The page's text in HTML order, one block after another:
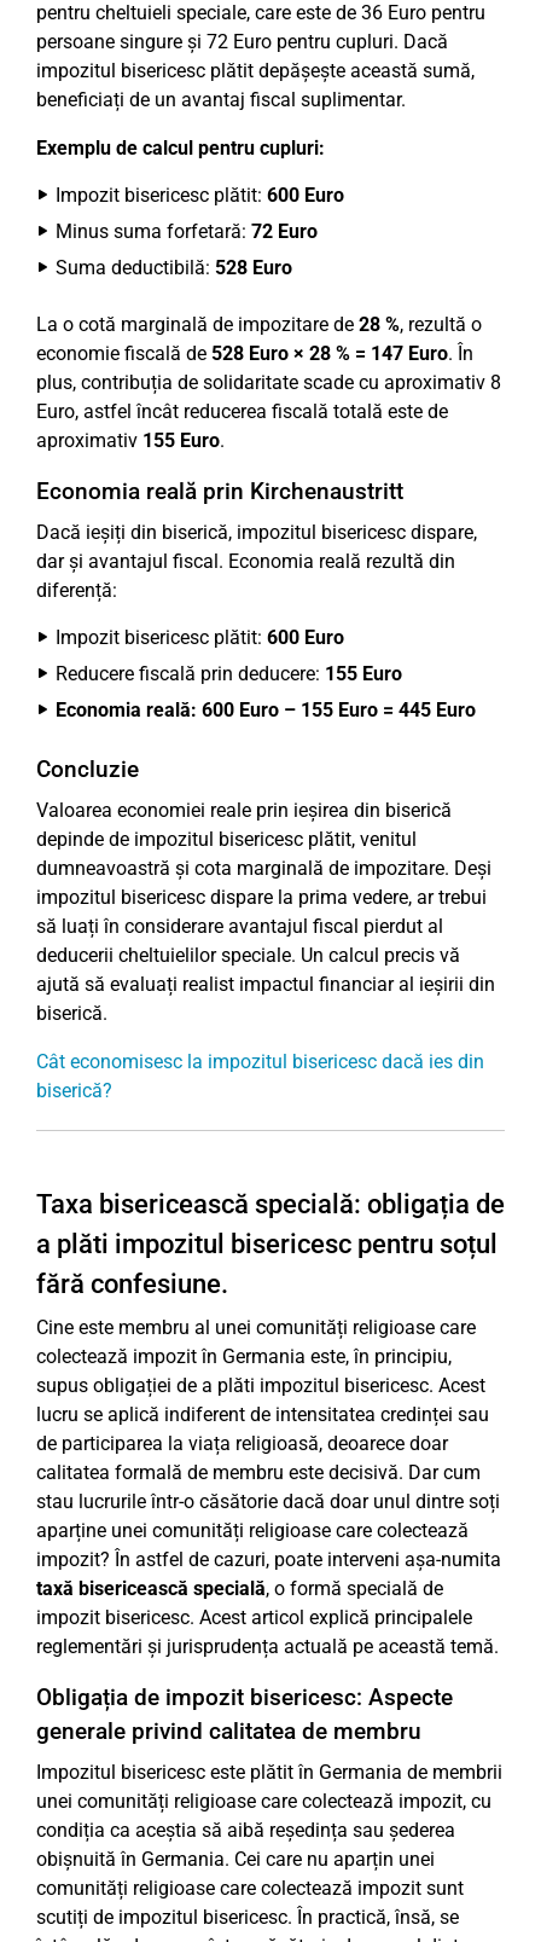
pentru cheltuieli speciale, care este de 36 Euro pentru
persoane singure și 72 Euro pentru cupluri. Dacă
impozitul bisericesc plătit depășește această sumă,
beneficiați de un avantaj fiscal suplimentar.
Exemplu de calcul pentru cupluri:
Impozit bisericesc plătit: 600 Euro
Minus suma forfetară: 72 Euro
Suma deductibilă: 528 Euro
La o cotă marginală de impozitare de 28 %, rezultă o
economie fiscală de 528 Euro × 28 % = 147 Euro. În
plus, contribuția de solidaritate scade cu aproximativ 8
Euro, astfel încât reducerea fiscală totală este de
aproximativ 155 Euro.
Economia reală prin Kirchenaustritt
Dacă ieșiți din biserică, impozitul bisericesc dispare,
dar și avantajul fiscal. Economia reală rezultă din
diferență:
Impozit bisericesc plătit: 600 Euro
Reducere fiscală prin deducere: 155 Euro
Economia reală: 600 Euro – 155 Euro = 445 Euro
Concluzie
Valoarea economiei reale prin ieșirea din biserică
depinde de impozitul bisericesc plătit, venitul
dumneavoastră și cota marginală de impozitare. Deși
impozitul bisericesc dispare la prima vedere, ar trebui
să luați în considerare avantajul fiscal pierdut al
deducerii cheltuielilor speciale. Un calcul precis vă
ajută să evaluați realist impactul financiar al ieșirii din
biserică.
Cât economisesc la impozitul bisericesc dacă ies din
biserică?
Taxa bisericească specială: obligația de
a plăti impozitul bisericesc pentru soțul
fără confesiune.
Cine este membru al unei comunități religioase care
colectează impozit în Germania este, în principiu,
supus obligației de a plăti impozitul bisericesc. Acest
lucru se aplică indiferent de intensitatea credinței sau
de participarea la viața religioasă, deoarece doar
calitatea formală de membru este decisivă. Dar cum
stau lucrurile într-o căsătorie dacă doar unul dintre soți
aparține unei comunități religioase care colectează
impozit? În astfel de cazuri, poate interveni așa-numita
taxă bisericească specială, o formă specială de
impozit bisericesc. Acest articol explică principalele
reglementări și jurisprudența actuală pe această temă.
Obligația de impozit bisericesc: Aspecte
generale privind calitatea de membru
Impozitul bisericesc este plătit în Germania de membrii
unei comunități religioase care colectează impozit, cu
condiția ca aceștia să aibă reședința sau șederea
obișnuită în Germania. Cei care nu aparțin unei
comunități religioase care colectează impozit sunt
scutiți de impozitul bisericesc. În practică, însă, se